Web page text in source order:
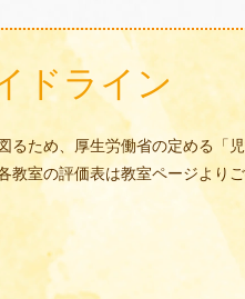
ドライン
ため、厚生労働省の定める「
室の評価表は教室ページよりご